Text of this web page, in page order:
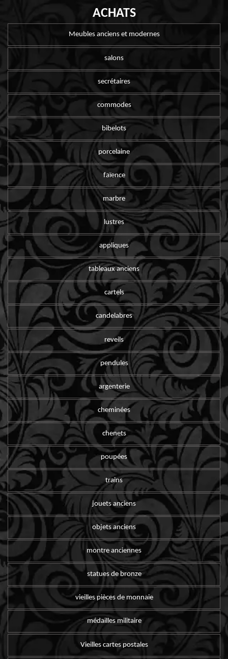
ACHATS
Meubles anciens et modernes
salons
secrétaires
commodes
bibelots
porcelaine
faïence
marbre
lustres
appliques
tableaux anciens
cartels
candelabres
reveils
pendules
argenterie
cheminées
chenets
poupées
trains
jouets anciens
objets anciens
montre anciennes
statues de bronze
vieilles pièces de monnaie
médailles militaire
Vieilles cartes postales